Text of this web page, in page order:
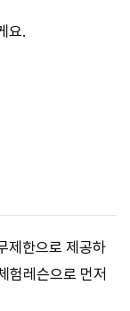
요.
제한으로 제공하
험레슨으로 먼저